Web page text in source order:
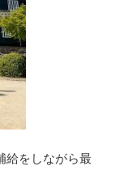
給をしながら最